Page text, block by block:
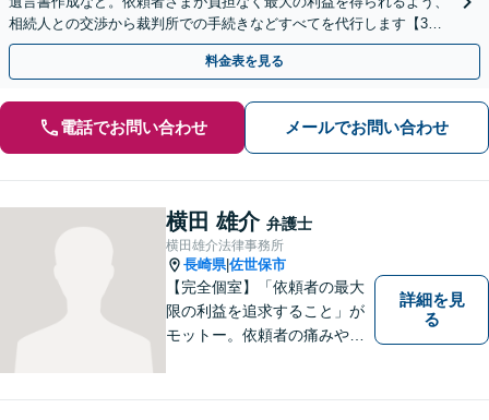
相続人との交渉から裁判所での手続きなどすべてを代行します【3拠
点に計6人弁護士在籍】
料金表を見る
電話でお問い合わせ メールでお問い合わせ
横田 雄介 弁護士
横田雄介法律事務所
長崎県|佐世保市
【完全個室】「依頼者の最大
限の利益を追求すること」が
モットー。依頼者の痛みや苦
す。他士業連携でワンストッ
詳細を見
る